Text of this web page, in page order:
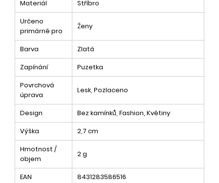
Materiál
Stříbro
Určeno
primárně pro
Ženy
Barva
Zlatá
Zapínání
Puzetka
Povrchová
úprava
Lesk, Pozlaceno
Design
Bez kamínků, Fashion, Květiny
Výška
2,7 cm
Hmotnost /
objem
2 g
EAN 8431283586516